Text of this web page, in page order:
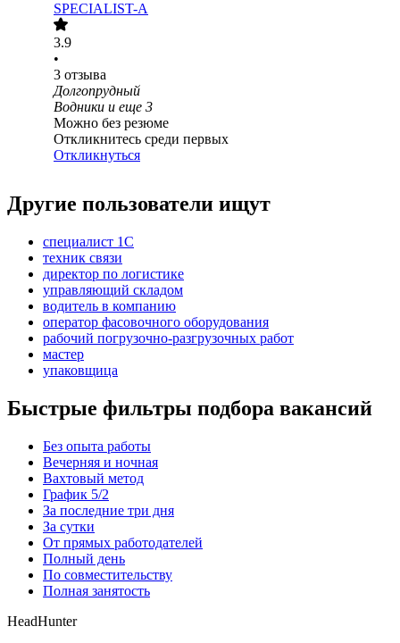
SPECIALIST-A
3.9
•
3 отзыва
Долгопрудный
Водники и еще 3
Можно без резюме
Откликнитесь среди первых
Откликнуться
Другие пользователи ищут
специалист 1С
техник связи
директор по логистике
управляющий складом
водитель в компанию
оператор фасовочного оборудования
рабочий погрузочно-разгрузочных работ
мастер
упаковщица
Быстрые фильтры подбора вакансий
Без опыта работы
Вечерняя и ночная
Вахтовый метод
График 5/2
За последние три дня
За сутки
От прямых работодателей
Полный день
По совместительству
Полная занятость
HeadHunter